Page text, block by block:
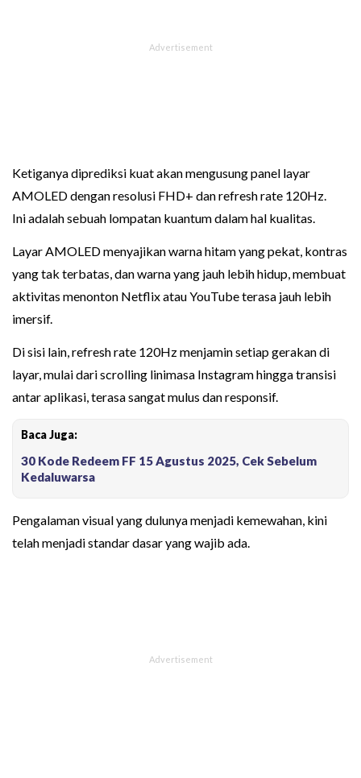
Ketiganya diprediksi kuat akan mengusung panel layar
AMOLED dengan resolusi FHD+ dan refresh rate 120Hz.
Ini adalah sebuah lompatan kuantum dalam hal kualitas.
Layar AMOLED menyajikan warna hitam yang pekat, kontras
yang tak terbatas, dan warna yang jauh lebih hidup, membuat
aktivitas menonton Netflix atau YouTube terasa jauh lebih
imersif.
Di sisi lain, refresh rate 120Hz menjamin setiap gerakan di
layar, mulai dari scrolling linimasa Instagram hingga transisi
antar aplikasi, terasa sangat mulus dan responsif.
Baca Juga:
30 Kode Redeem FF 15 Agustus 2025, Cek Sebelum
Kedaluwarsa
Pengalaman visual yang dulunya menjadi kemewahan, kini
telah menjadi standar dasar yang wajib ada.